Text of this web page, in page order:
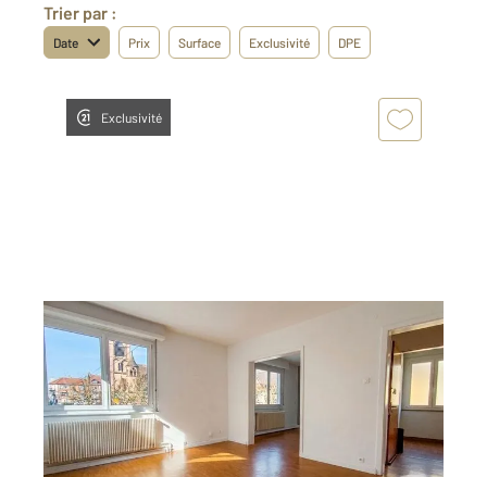
Trier par :
Date Prix Surface Exclusivité DPE
Exclusivité
STRASBOURG 67
61,75 m2, 3 pièces
Ref : 20241
Appartement F3 à vendre
149 900 €